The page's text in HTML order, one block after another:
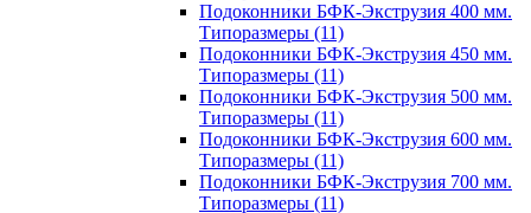
Подоконники БФК-Экструзия 400 мм.
Типоразмеры (11)
Подоконники БФК-Экструзия 450 мм.
Типоразмеры (11)
Подоконники БФК-Экструзия 500 мм.
Типоразмеры (11)
Подоконники БФК-Экструзия 600 мм.
Типоразмеры (11)
Подоконники БФК-Экструзия 700 мм.
Типоразмеры (11)